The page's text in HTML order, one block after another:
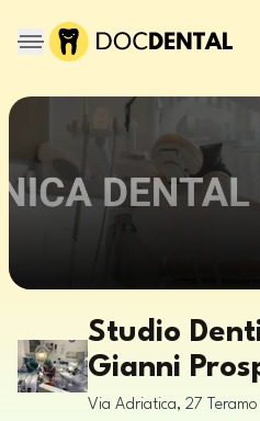
Studio
Gianni
Via Adriatica, 27 Teramo